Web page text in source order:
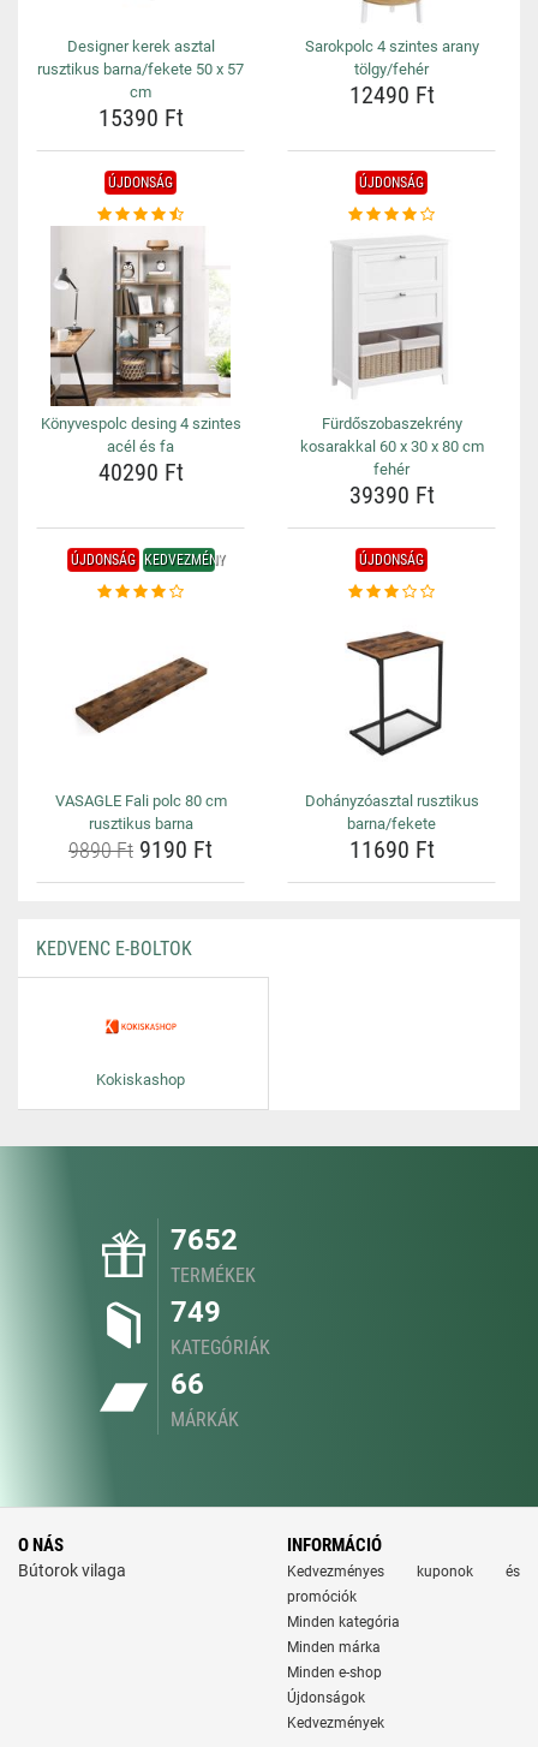
Designer kerek asztal
rusztikus barna/fekete 50 x 57
cm
15390 Ft
Sarokpolc 4 szintes arany
tölgy/fehér
12490 Ft
ÚJDONSÁG
Könyvespolc desing 4 szintes
acél és fa
40290 Ft
ÚJDONSÁG
Fürdőszobaszekrény
kosarakkal 60 x 30 x 80 cm
fehér
39390 Ft
ÚJDONSÁG KEDVEZMÉNY
VASAGLE Fali polc 80 cm
rusztikus barna
9890 Ft 9190 Ft
ÚJDONSÁG
Dohányzóasztal rusztikus
barna/fekete
11690 Ft
KEDVENC E-BOLTOK
Kokiskashop
7652
TERMÉKEK
749
KATEGÓRIÁK
66
MÁRKÁK
O NÁS
Bútorok vilaga
INFORMÁCIÓ
Kedvezményes kuponok és
promóciók
Minden kategória
Minden márka
Minden e-shop
Újdonságok
Kedvezmények